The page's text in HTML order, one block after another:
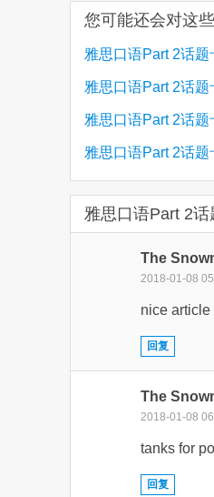
您可能还会对这
雅思口语Part 2话
you are interested
雅思口语Part 2话
had 描述不同寻常
雅思口语Part 2话
目(6)
雅思口语Part 2话
like to live or work
的国家/城市 (6)
雅思口语Part 2话
The
2018-01-08
nice
回复
The
2018-01-08
tanks for
回复